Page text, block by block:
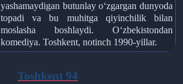
yashamaydigan butunlay o‘zgargan dunyoda
topadi va bu muhitga qiyinchilik bilan
moslasha boshlaydi. O‘zbekistondan
komediya. Toshkent, notinch 1990-yillar.
Toshkent 94